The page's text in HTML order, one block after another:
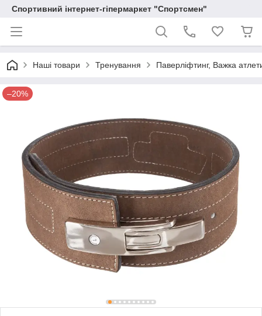
Спортивний інтернет-гіпермаркет "Спортсмен"
Наші товари Тренування Паверліфтинг, Важка
–20%